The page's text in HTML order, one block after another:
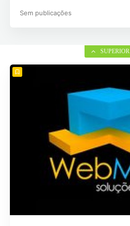
Sem publicações
SUPERIOR